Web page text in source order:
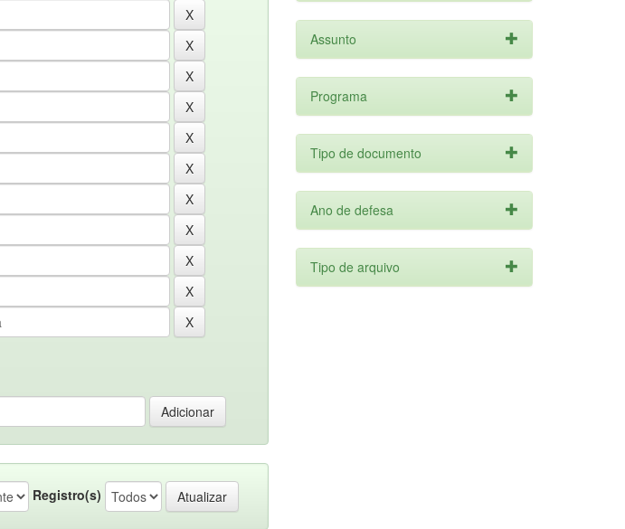
Registro(s)
Assunto
Programa
Tipo de documento
Ano de defesa
Tipo de arquivo